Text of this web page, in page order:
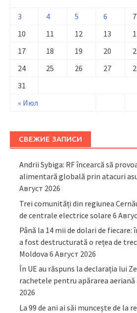
« Июл
3
4 5 6 7
10
11 12 13
17
18 19 20
24
25 26 27
31
СВЕЖИЕ ЗАПИСИ
Andrii Sybiga: RF încearcă să
alimentară globală prin atacuri
Август 2026
Trei comunități din regiunea
de centrale electrice solare 6
Până la 14 mii de dolari de fiecare:
a fost destructurată o rețea de
Moldova 6 Август 2026
În UE au răspuns la declarația lui
rachetele pentru apărarea aeriană
2026
La 99 de ani ai săi muncește de la